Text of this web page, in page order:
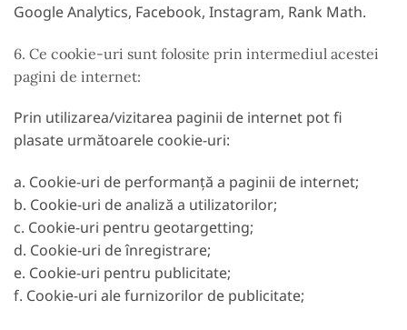
Google Analytics, Facebook, Instagram, Rank Math.
6. Ce cookie-uri sunt folosite prin intermediul acestei
pagini de internet:
Prin utilizarea/vizitarea paginii de internet pot fi
plasate următoarele cookie-uri:
a. Cookie-uri de performanță a paginii de internet;
b. Cookie-uri de analiză a utilizatorilor;
c. Cookie-uri pentru geotargetting;
d. Cookie-uri de înregistrare;
e. Cookie-uri pentru publicitate;
f. Cookie-uri ale furnizorilor de publicitate;